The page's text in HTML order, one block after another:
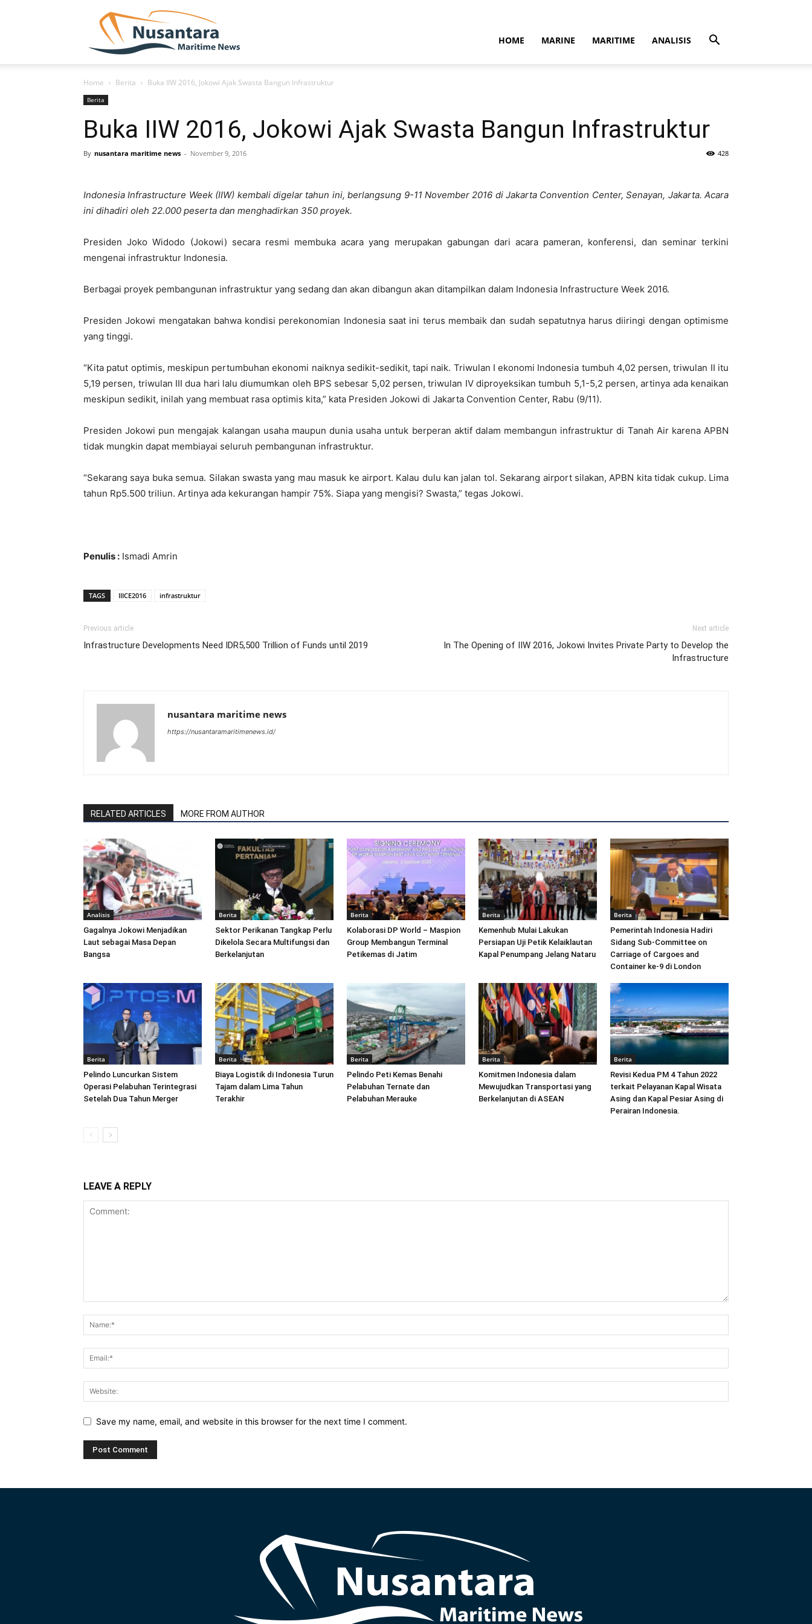
HOME MARINE MARITIME ANALISIS
Home Berita Buka IIW 2016, Jokowi Ajak Swasta Bangun Infrastruktur
Berita
Buka IIW 2016, Jokowi Ajak Swasta Bangun Infrastruktur
By nusantara maritime news - November 9, 2016 428
Indonesia Infrastructure Week (IIW) kembali digelar tahun ini, berlangsung 9-11 November 2016 di Jakarta Convention Center, Senayan, Jakarta. Acara
ini dihadiri oleh 22.000 peserta dan menghadirkan 350 proyek.
Presiden Joko Widodo (Jokowi) secara resmi membuka acara yang merupakan gabungan dari acara pameran, konferensi, dan seminar terkini
mengenai infrastruktur Indonesia.
Berbagai proyek pembangunan infrastruktur yang sedang dan akan dibangun akan ditampilkan dalam Indonesia Infrastructure Week 2016.
Presiden Jokowi mengatakan bahwa kondisi perekonomian Indonesia saat ini terus membaik dan sudah sepatutnya harus diiringi dengan optimisme
yang tinggi.
“Kita patut optimis, meskipun pertumbuhan ekonomi naiknya sedikit-sedikit, tapi naik. Triwulan I ekonomi Indonesia tumbuh 4,02 persen, triwulan II itu
5,19 persen, triwulan III dua hari lalu diumumkan oleh BPS sebesar 5,02 persen, triwulan IV diproyeksikan tumbuh 5,1-5,2 persen, artinya ada kenaikan
meskipun sedikit, inilah yang membuat rasa optimis kita,” kata Presiden Jokowi di Jakarta Convention Center, Rabu (9/11).
Presiden Jokowi pun mengajak kalangan usaha maupun dunia usaha untuk berperan aktif dalam membangun infrastruktur di Tanah Air karena APBN
tidak mungkin dapat membiayai seluruh pembangunan infrastruktur.
“Sekarang saya buka semua. Silakan swasta yang mau masuk ke airport. Kalau dulu kan jalan tol. Sekarang airport silakan, APBN kita tidak cukup. Lima
tahun Rp5.500 triliun. Artinya ada kekurangan hampir 75%. Siapa yang mengisi? Swasta,” tegas Jokowi.
Penulis : Ismadi Amrin
TAGS IIICE2016 infrastruktur
Previous article
Infrastructure Developments Need IDR5,500 Trillion of Funds until 2019
Next article
In The Opening of IIW 2016, Jokowi Invites Private Party to Develop the
Infrastructure
nusantara maritime news
https://nusantaramaritimenews.id/
RELATED ARTICLES MORE FROM AUTHOR
Analisis
Gagalnya Jokowi Menjadikan
Laut sebagai Masa Depan
Bangsa
Berita
Sektor Perikanan Tangkap Perlu
Dikelola Secara Multifungsi dan
Berkelanjutan
Berita
Kolaborasi DP World – Maspion
Group Membangun Terminal
Petikemas di Jatim
Berita
Kemenhub Mulai Lakukan
Persiapan Uji Petik Kelaiklautan
Kapal Penumpang Jelang Nataru
Berita
Pemerintah Indonesia Hadiri
Sidang Sub-Committee on
Carriage of Cargoes and
Container ke-9 di London
Berita
Pelindo Luncurkan Sistem
Operasi Pelabuhan Terintegrasi
Setelah Dua Tahun Merger
Berita
Biaya Logistik di Indonesia Turun
Tajam dalam Lima Tahun
Terakhir
Berita
Pelindo Peti Kemas Benahi
Pelabuhan Ternate dan
Pelabuhan Merauke
Berita
Komitmen Indonesia dalam
Mewujudkan Transportasi yang
Berkelanjutan di ASEAN
Berita
Revisi Kedua PM 4 Tahun 2022
terkait Pelayanan Kapal Wisata
Asing dan Kapal Pesiar Asing di
Perairan Indonesia.
LEAVE A REPLY
Save my name, email, and website in this browser for the next time I comment.